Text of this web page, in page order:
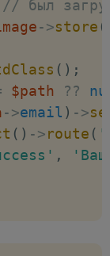
// был
->store (
( ) ;
$path ??
->email ) ->
( ) ->route (
,